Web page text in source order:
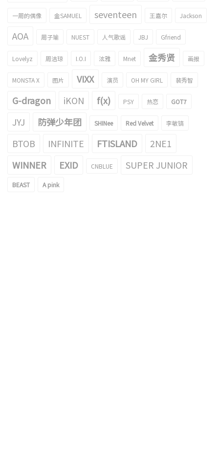
一周的偶像 金SAMUEL seventeen 王嘉尔 Jackson
AOA 周子瑜 NUEST 人气歌谣 JBJ Gfriend
Lovelyz 周洁琼 I.O.I 泫雅 Mnet 金秀贤 画报
MONSTA X 图片 VIXX 演员 OH MY GIRL 裴秀智
G-dragon iKON f(x) PSY 热恋 GOT7
JYJ 防弹少年团 SHINee Red Velvet 李敏镐
BTOB INFINITE FTISLAND
2NE1
WINNER
EXID CNBLUE SUPER JUNIOR
BEAST A pink